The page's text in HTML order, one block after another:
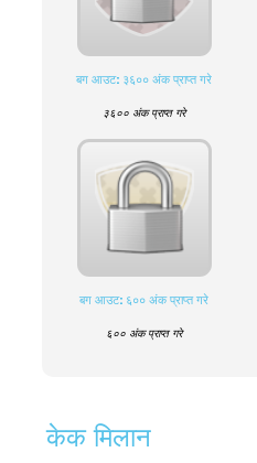
बग आउट: ३६०० अंक प्राप्त गरे
३६०० अंक प्राप्त गरे
बग आउट: ६०० अंक प्राप्त गरे
६०० अंक प्राप्त गरे
केक मिलान